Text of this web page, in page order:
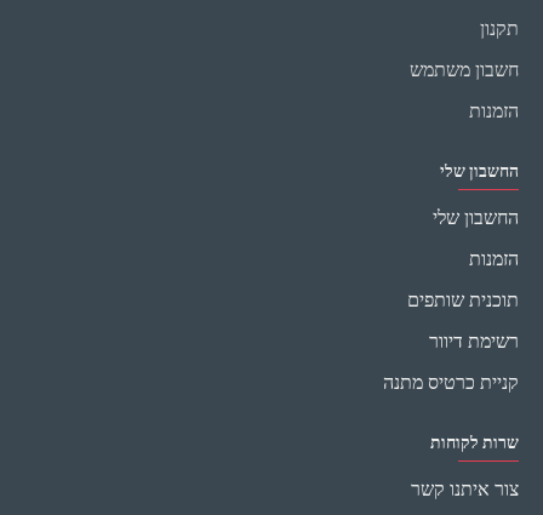
תקנון
חשבון משתמש
הזמנות
החשבון שלי
החשבון שלי
הזמנות
תוכנית שותפים
רשימת דיוור
קניית כרטיס מתנה
שרות לקוחות
צור איתנו קשר